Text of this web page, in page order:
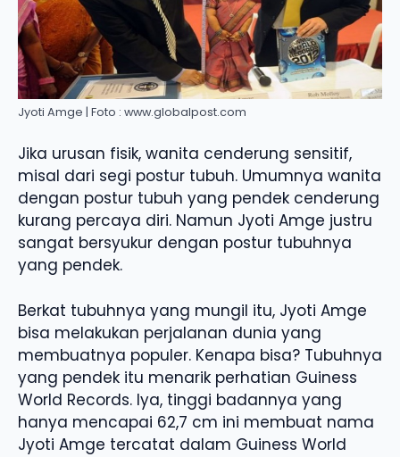
Jyoti Amge | Foto : www.globalpost.com
Jika urusan fisik, wanita cenderung sensitif,
misal dari segi postur tubuh. Umumnya wanita
dengan postur tubuh yang pendek cenderung
kurang percaya diri. Namun Jyoti Amge justru
sangat bersyukur dengan postur tubuhnya
yang pendek.
Berkat tubuhnya yang mungil itu, Jyoti Amge
bisa melakukan perjalanan dunia yang
membuatnya populer. Kenapa bisa? Tubuhnya
yang pendek itu menarik perhatian Guiness
World Records. Iya, tinggi badannya yang
hanya mencapai 62,7 cm ini membuat nama
Jyoti Amge tercatat dalam Guiness World